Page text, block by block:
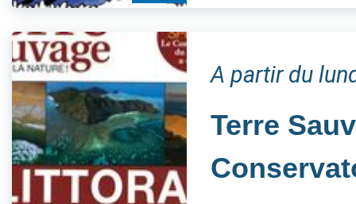
A partir du
Terre